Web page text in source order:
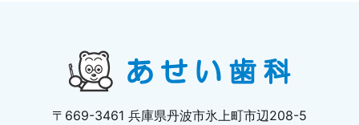
〒669-3461 兵庫県丹波市氷上町市辺208-5